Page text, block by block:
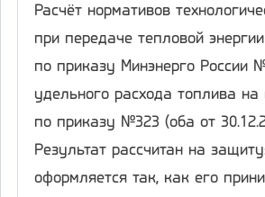
Расчёт нормативов
при передаче тепловой
по приказу Минэнерго России
удельного расхода топлива
по приказу №323 (оба от
Результат рассчитан на
оформляется так, как его